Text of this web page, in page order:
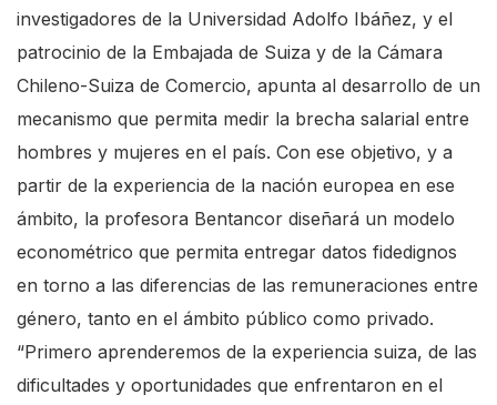
investigadores de la Universidad Adolfo Ibáñez, y el
patrocinio de la Embajada de Suiza y de la Cámara
Chileno-Suiza de Comercio, apunta al desarrollo de un
mecanismo que permita medir la brecha salarial entre
hombres y mujeres en el país. Con ese objetivo, y a
partir de la experiencia de la nación europea en ese
ámbito, la profesora Bentancor diseñará un modelo
econométrico que permita entregar datos fidedignos
en torno a las diferencias de las remuneraciones entre
género, tanto en el ámbito público como privado.
“Primero aprenderemos de la experiencia suiza, de las
dificultades y oportunidades que enfrentaron en el